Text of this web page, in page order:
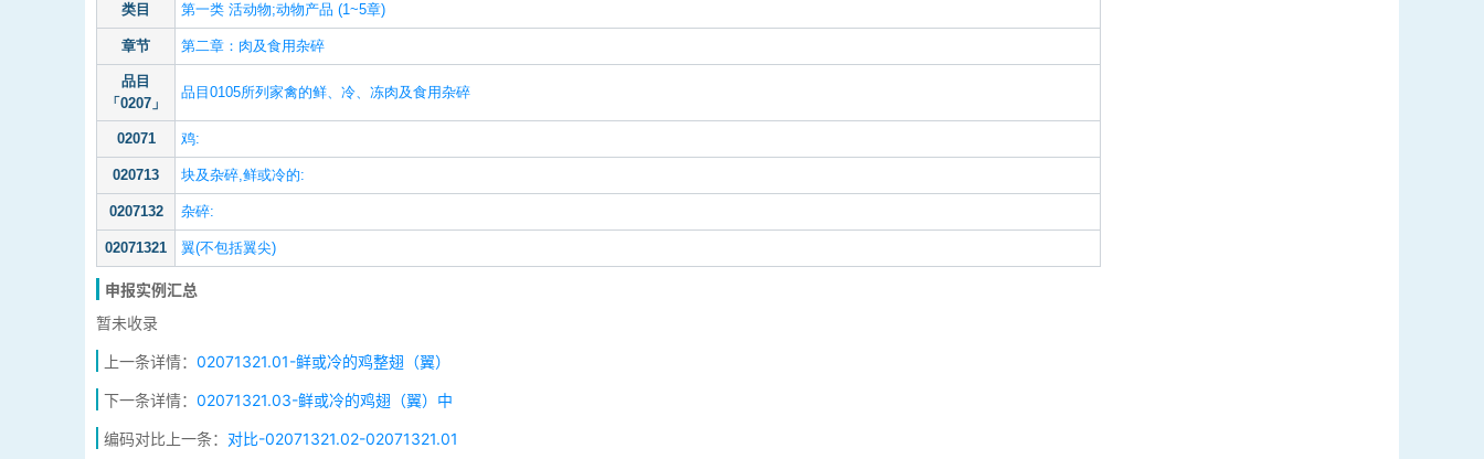
类目 第一类 活动物;动物产品 (1~5章)
章节 第二章：肉及食用杂碎
品目
「0207」
品目0105所列家禽的鲜、冷、冻肉及食用杂碎
02071 鸡:
020713 块及杂碎,鲜或冷的:
0207132 杂碎:
02071321 翼(不包括翼尖)
申报实例汇总
暂未收录
上一条详情： 02071321.01-鲜或冷的鸡整翅（翼）
下一条详情： 02071321.03-鲜或冷的鸡翅（翼）中
编码对比上一条： 对比-02071321.02-02071321.01